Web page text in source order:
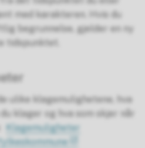
med karakteren. Hvis du
begrunnelse, gjelder en ny
tidspunktet.
ulike klagemulighetene, hva
klager og hva som skjer når
Klagemuligheter